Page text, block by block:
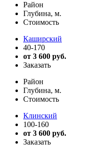
Район
Глубина, м.
Стоимость
Каширский
40-170
от 3 600 руб.
Заказать
Район
Глубина, м.
Стоимость
Клинский
100-160
от 3 600 руб.
Заказать